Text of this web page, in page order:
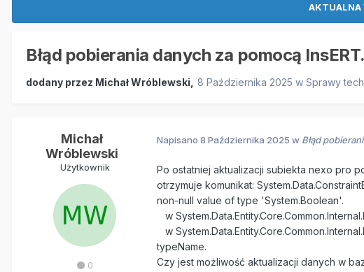
Błąd pobierania danych za pomocą
dodany przez Michał Wróblewski 8 Października 2025 w Sprawy
Michał
Wróblewski
Użytkownik
0
Napisano 8 Października 2025 w Błąd
Po ostatniej aktualizacji subiekta nexo pro
otrzymuje komunikat:
non-null value of type 'System.Boolean'.
w
w
typeName.
Czy jest możliwość aktualizacji danych w